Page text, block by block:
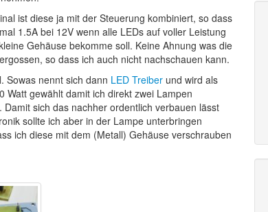
ist diese ja mit der Steuerung kombiniert, so dass
1.5A bei 12V wenn alle LEDs auf voller Leistung
Gehäuse bekomme soll. Keine Ahnung was die
so dass ich auch nicht nachschauen kann.
Sowas nennt sich dann LED Treiber und wird als
Watt gewählt damit ich direkt zwei Lampen
sich das nachher ordentlich verbauen lässt
sollte ich aber in der Lampe unterbringen
ich diese mit dem (Metall) Gehäuse verschrauben